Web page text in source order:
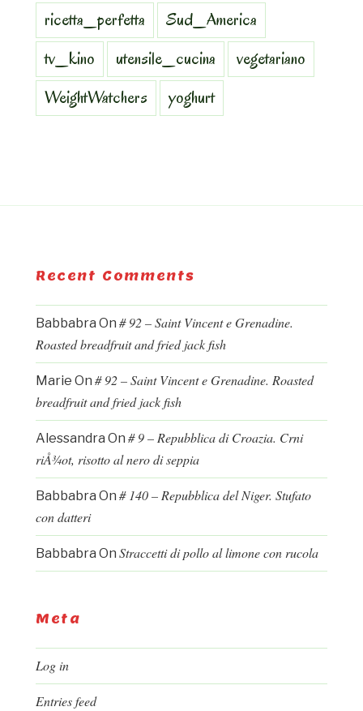
ricetta_perfetta
Sud_America
tv_kino
utensile_cucina
vegetariano
WeightWatchers
yoghurt
Recent Comments
Babbabra On # 92 – Saint Vincent e Grenadine.
Roasted breadfruit and fried jack fish
Marie On # 92 – Saint Vincent e Grenadine. Roasted
breadfruit and fried jack fish
Alessandra On # 9 – Repubblica di Croazia. Crni
riÅ¾ot, risotto al nero di seppia
Babbabra On # 140 – Repubblica del Niger. Stufato
con datteri
Babbabra On Straccetti di pollo al limone con rucola
Meta
Log in
Entries feed